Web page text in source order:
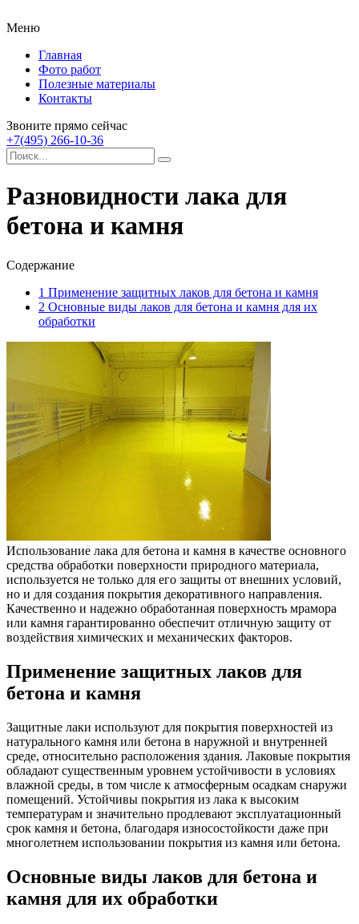
Меню
Главная
Фото работ
Полезные материалы
Контакты
Звоните прямо сейчас
+7(495) 266-10-36
Разновидности лака для
бетона и камня
Содержание
1 Применение защитных лаков для бетона и камня
2 Основные виды лаков для бетона и камня для их
обработки
Использование лака для бетона и камня в качестве основного
средства обработки поверхности природного материала,
используется не только для его защиты от внешних условий,
но и для создания покрытия декоративного направления.
Качественно и надежно обработанная поверхность мрамора
или камня гарантированно обеспечит отличную защиту от
воздействия химических и механических факторов.
Применение защитных лаков для
бетона и камня
Защитные лаки используют для покрытия поверхностей из
натурального камня или бетона в наружной и внутренней
среде, относительно расположения здания. Лаковые покрытия
обладают существенным уровнем устойчивости в условиях
влажной среды, в том числе к атмосферным осадкам снаружи
помещений. Устойчивы покрытия из лака к высоким
температурам и значительно продлевают эксплуатационный
срок камня и бетона, благодаря износостойкости даже при
многолетнем использовании покрытия из камня или бетона.
Основные виды лаков для бетона и
камня для их обработки